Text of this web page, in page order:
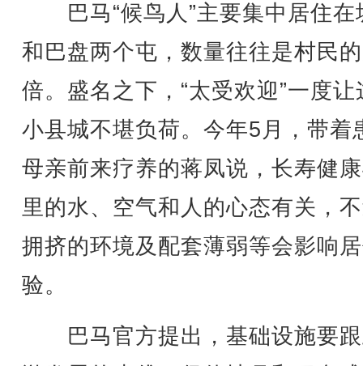
巴马“候鸟人”主要集中居住在
和巴盘两个屯，数量往往是村民
倍。盛名之下，“太受欢迎”一度让
小县城不堪负荷。今年5月，带着
母亲前来疗养的蒋凤说，长寿健
里的水、空气和人的心态有关，
拥挤的环境及配套薄弱等会影响
验。
巴马官方提出，基础设施要